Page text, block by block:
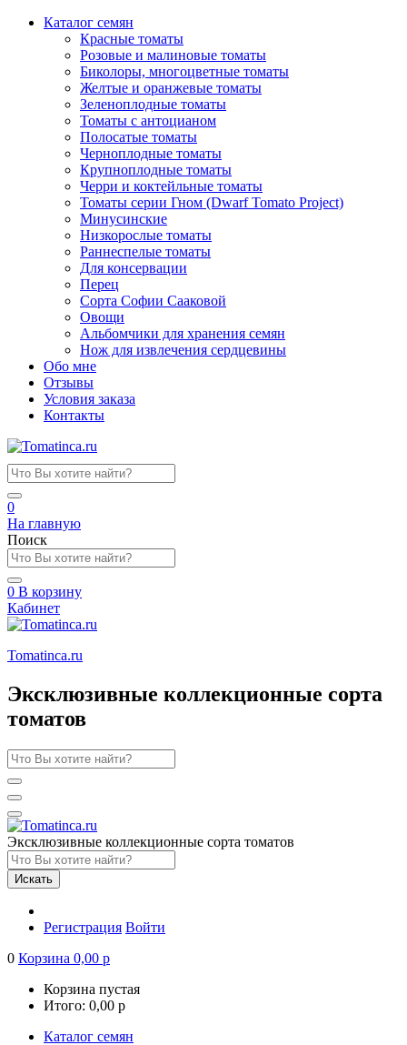
Каталог семян
Красные томаты
Розовые и малиновые томаты
Биколоры, многоцветные томаты
Желтые и оранжевые томаты
Зеленоплодные томаты
Томаты с антоцианом
Полосатые томаты
Черноплодные томаты
Крупноплодные томаты
Черри и коктейльные томаты
Томаты серии Гном (Dwarf Tomato Project)
Минусинские
Низкорослые томаты
Раннеспелые томаты
Для консервации
Перец
Сорта Софии Сааковой
Овощи
Альбомчики для хранения семян
Нож для извлечения сердцевины
Обо мне
Отзывы
Условия заказа
Контакты
0
На главную
Поиск
0 В корзину
Кабинет
Tomatinсa.ru
Эксклюзивные коллекционные сорта
томатов
Эксклюзивные коллекционные сорта томатов
Искать
Регистрация Войти
0 Корзина 0,00 р
Корзина пустая
Итого: 0,00 р
Каталог семян